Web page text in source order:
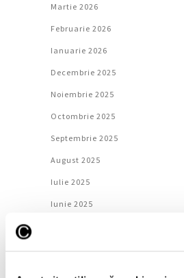
Martie 2026
Februarie 2026
Ianuarie 2026
Decembrie 2025
Noiembrie 2025
Octombrie 2025
Septembrie 2025
August 2025
Iulie 2025
Iunie 2025